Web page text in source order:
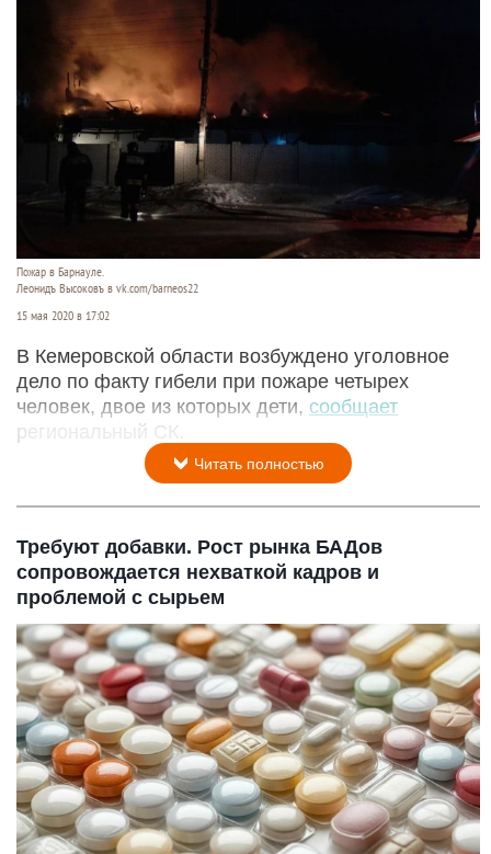
Пожар в Барнауле.
Леонидъ Высоковъ в vk.com/barneos22
15 мая 2020 в 17:02
В Кемеровской области возбуждено уголовное
дело по факту гибели при пожаре четырех
человек, двое из которых дети, сообщает
региональный СК.
Читать полностью
Требуют добавки. Рост рынка БАДов
сопровождается нехваткой кадров и
проблемой с сырьем